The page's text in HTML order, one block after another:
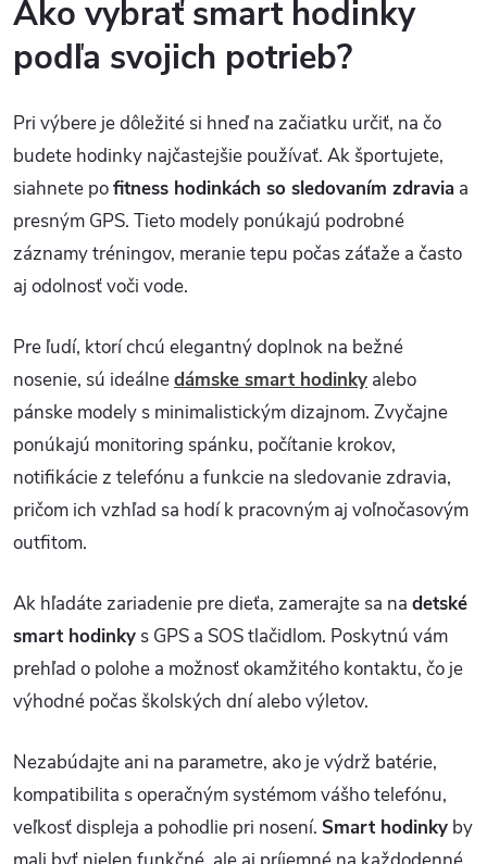
Ako vybrať smart hodinky
podľa svojich potrieb?
Pri výbere je dôležité si hneď na začiatku určiť, na čo
budete hodinky najčastejšie používať. Ak športujete,
siahnete pofitness hodinkách so sledovaním zdravia a
presným GPS. Tieto modely ponúkajú podrobné
záznamy tréningov, meranie tepu počas záťaže a často
aj odolnosť voči vode.
Pre ľudí, ktorí chcú elegantný doplnok na bežné
nosenie, sú ideálnedámske smart hodinky alebo
pánske modely s minimalistickým dizajnom. Zvyčajne
ponúkajú monitoring spánku, počítanie krokov,
notifikácie z telefónu a funkcie na sledovanie zdravia,
pričom ich vzhľad sa hodí k pracovným aj voľnočasovým
outfitom.
Ak hľadáte zariadenie pre dieťa, zamerajte sa na detské
smart hodinky s GPS a SOS tlačidlom. Poskytnú vám
prehľad o polohe a možnosť okamžitého kontaktu, čo je
výhodné počas školských dní alebo výletov.
Nezabúdajte ani na parametre, ako je výdrž batérie,
kompatibilita s operačným systémom vášho telefónu,
veľkosť displeja a pohodlie pri nosení. Smart hodinky by